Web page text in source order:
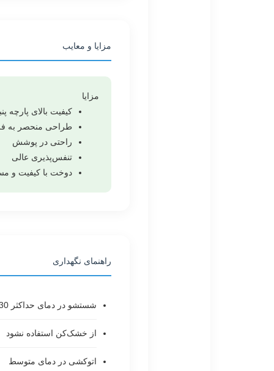
مزایا و معایب
مزایا
کیفیت بالای پارچه
طراحی منحصر به
راحتی در پوشش
تنفس‌پذیری عالی
دوخت با کیفیت و
راهنمای نگهداری
شستشو در دمای حداکثر 30 درجه سانتیگراد
از خشک‌کن استفاده نشود
اتوکشی در دمای متوسط